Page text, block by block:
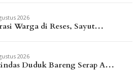
2026
Warga di Reses, Sayut…
2026
Duduk Bareng Serap A…